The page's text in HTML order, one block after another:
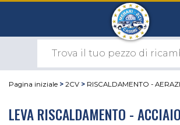
Pagina iniziale > 2CV > RISCALDAMENTO -
LEVA RISCALDAMENTO -